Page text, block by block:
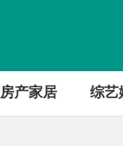
房产家居 综艺